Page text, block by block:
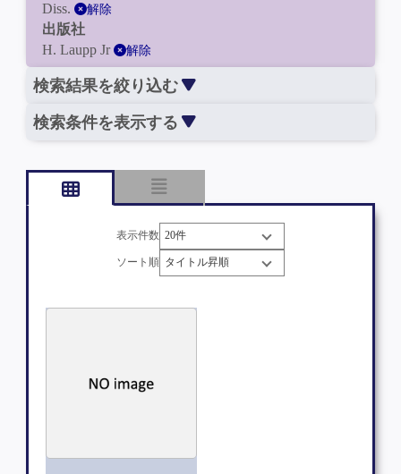
Diss.
解除
出版社
H. Laupp Jr
解除
検索結果を絞り込む
検索条件を表示する
表示件数
ソート順